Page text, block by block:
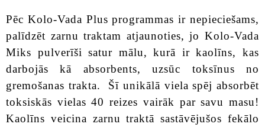
Pēc Kolo-Vada Plus programmas ir nepieciešams,
palīdzēt zarnu traktam atjaunoties, jo Kolo-Vada
Miks pulverīši satur mālu, kurā ir kaolīns, kas
darbojās kā absorbents, uzsūc toksīnus no
gremošanas trakta. Šī unikālā viela spēj absorbēt
toksiskās vielas 40 reizes vairāk par savu masu!
Kaolīns veicina zarnu traktā sastāvējušos fekālo